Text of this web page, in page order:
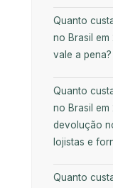
Quanto
no Brasil em
vale a
Quanto
no Brasil em
devolução
lojistas e
Quanto